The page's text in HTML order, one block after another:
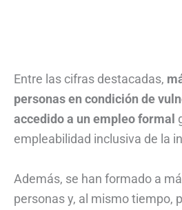
Entre las cifras destacadas,
personas en condición de
accedido a un empleo formal
empleabilidad inclusiva de la
Además, se han formado a
personas y, al mismo tiempo,